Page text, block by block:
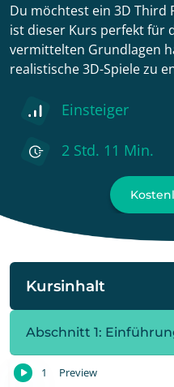
Du möchtest ein 3D Third
ist dieser Kurs perfekt für
vermittelten Grundlagen
realistische 3D-Spiele zu
Einsteiger
2 Std. 11 Min.
Kursinhalt
Abschnitt 1:
1 Preview